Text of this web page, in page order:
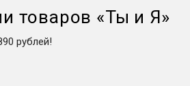
товаров «Ты и Я»
рублей!